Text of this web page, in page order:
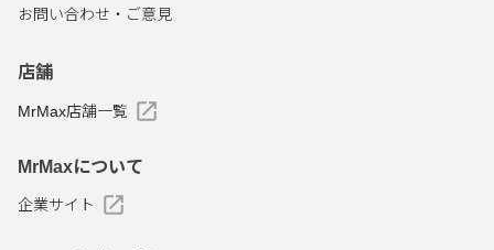
お問い合わせ・ご意見
店舗
MrMax店舗一覧
MrMaxについて
企業サイト